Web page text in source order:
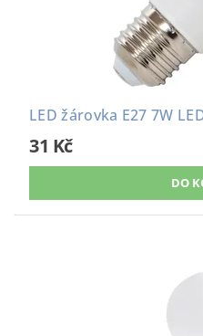
LED žárovka E27 7W
31 Kč